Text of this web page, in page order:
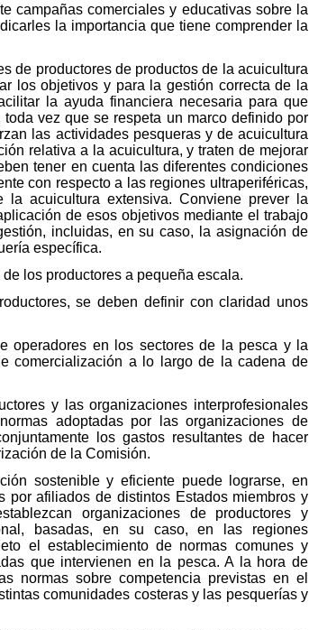
campañas comerciales y educativas sobre la
la importancia que tiene comprender la
de productores de productos de la acuicultura
los objetivos y para la gestión correcta de la
la ayuda financiera necesaria para que
vez que se respeta un marco definido por
las actividades pesqueras y de acuicultura
relativa a la acuicultura, y traten de mejorar
tener en cuenta las diferentes condiciones
con respecto a las regiones ultraperiféricas,
acuicultura extensiva. Conviene prever la
de esos objetivos mediante el trabajo
incluidas, en su caso, la asignación de
específica.
los productores a pequeña escala.
se deben definir con claridad unos
operadores en los sectores de la pesca y la
comercialización a lo largo de la cadena de
y las organizaciones interprofesionales
adoptadas por las organizaciones de
los gastos resultantes de hacer
de la Comisión.
sostenible y eficiente puede lograrse, en
por afiliados de distintos Estados miembros y
organizaciones de productores y
basadas, en su caso, en las regiones
el establecimiento de normas comunes y
que intervienen en la pesca. A la hora de
normas sobre competencia previstas en el
comunidades costeras y las pesquerías y